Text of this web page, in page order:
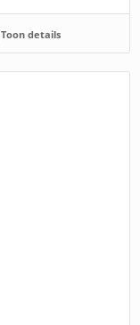
Toon details